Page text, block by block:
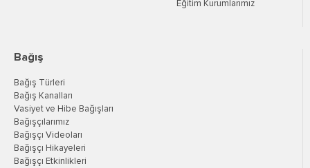
Eğitim Kurumlarımız
Bağış
Bağış Türleri
Bağış Kanalları
Vasiyet ve Hibe Bağışları
Bağışçılarımız
Bağışçı Videoları
Bağışçı Hikayeleri
Bağışçı Etkinlikleri